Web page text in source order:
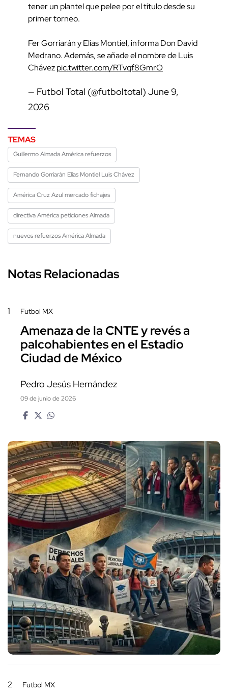
tener un plantel que pelee por el título desde su
primer torneo.
Fer Gorriarán y Elías Montiel, informa Don David
Medrano. Además, se añade el nombre de Luis
Chávezpic.twitter.com/RTvqf8GmrO
— Futbol Total (@futboltotal) June 9,
2026
TEMAS
Guillermo Almada América refuerzos
Fernando Gorriarán Elías Montiel Luis Chávez
América Cruz Azul mercado fichajes
directiva América peticiones Almada
nuevos refuerzos América Almada
Notas Relacionadas
1 Futbol MX
Amenaza de la CNTE y revés a
palcohabientes en el Estadio
Ciudad de México
Pedro Jesús Hernández
09 de junio de 2026
2 Futbol MX